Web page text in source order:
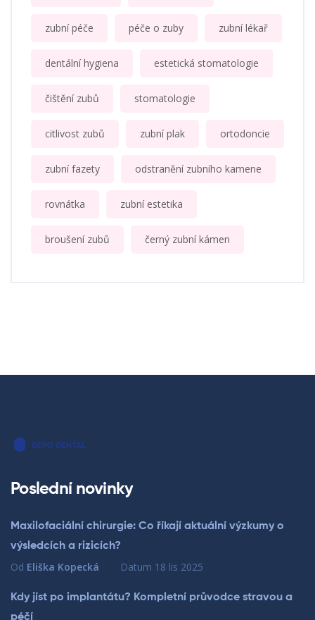
zubní péče péče o zuby zubní lékař
dentální hygiena estetická stomatologie
čištění zubů stomatologie
citlivost zubů zubní plak ortodoncie
zubní fazety odstranění zubního kamene
rovnátka zubní estetika
broušení zubů černý zubní kámen
Poslední novinky
Maxilofaciální chirurgie: Co říkají aktuální výzkumy o
výsledcích a rizicích?
Od Eliška Kopecká Datum 18 lis 2025
Kdy jíst po implantátu? Kompletní průvodce stravou a
péčí